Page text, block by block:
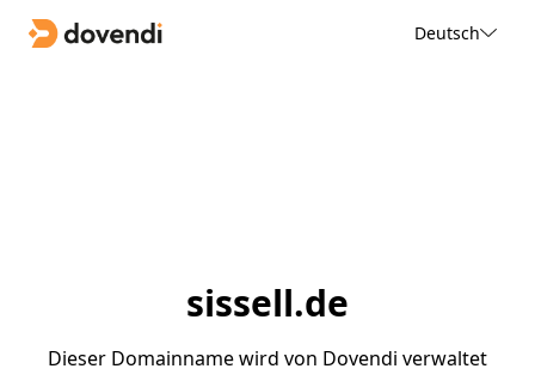
Deutsch
sissell.de
Dieser Domainname wird von Dovendi verwaltet